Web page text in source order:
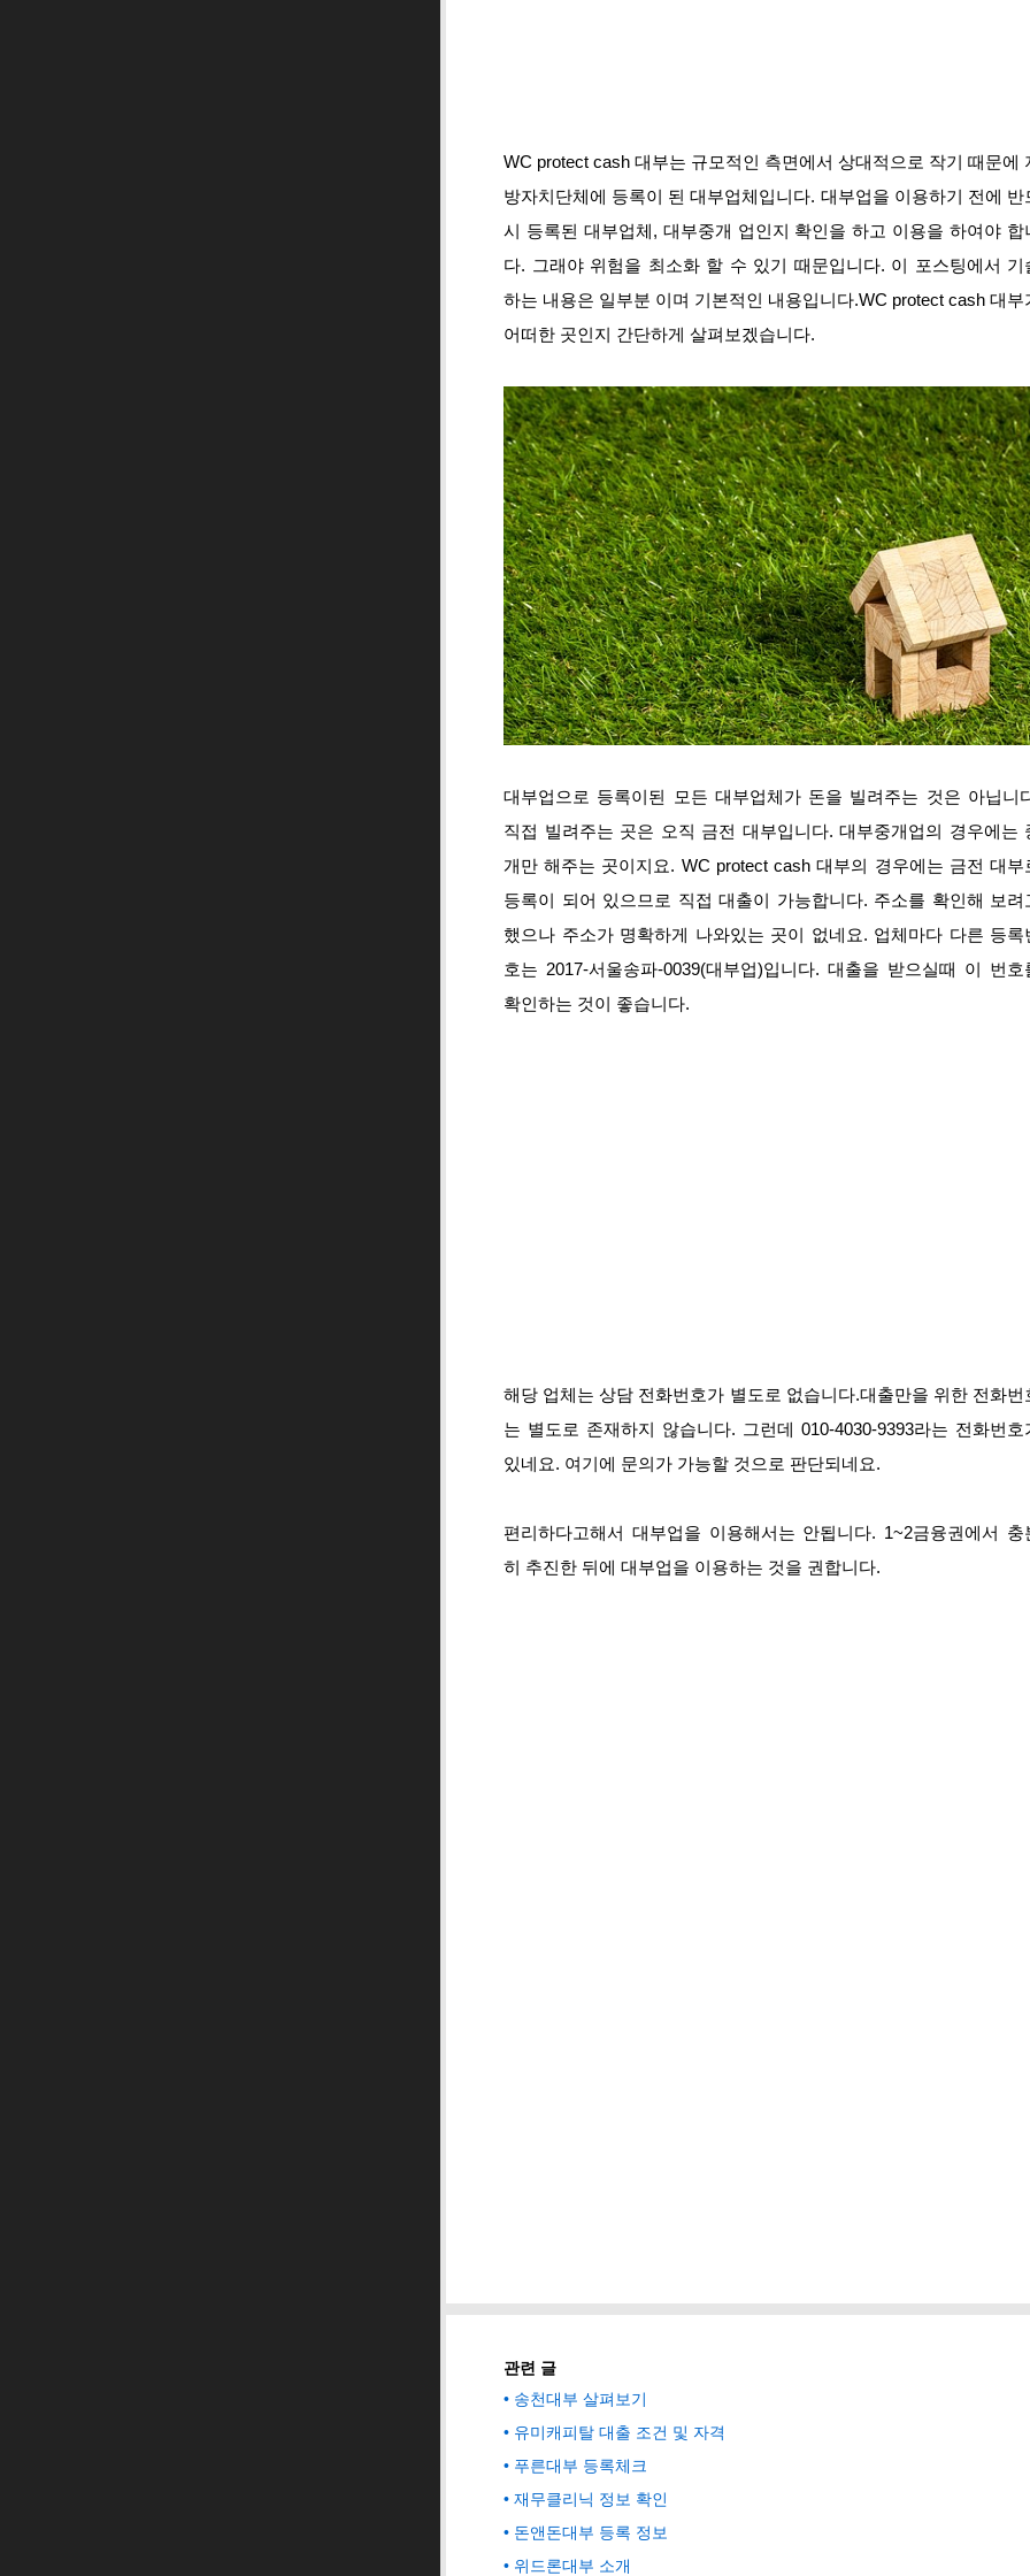
WC protect cash 대부는 규모적인 측면에서 상대적으로 작기 때문에
방자치단체에 등록이 된 대부업체입니다. 대부업을 이용하기 전에 반
시 등록된 대부업체, 대부중개 업인지 확인을 하고 이용을 하여야 합
다. 그래야 위험을 최소화 할 수 있기 때문입니다. 이 포스팅에서 기
하는 내용은 일부분 이며 기본적인 내용입니다.WC protect cash 대부
어떠한 곳인지 간단하게 살펴보겠습니다.
대부업으로 등록이된 모든 대부업체가 돈을 빌려주는 것은 아닙니
직접 빌려주는 곳은 오직 금전 대부입니다. 대부중개업의 경우에는
개만 해주는 곳이지요. WC protect cash 대부의 경우에는 금전 대부
등록이 되어 있으므로 직접 대출이 가능합니다. 주소를 확인해 보려
했으나 주소가 명확하게 나와있는 곳이 없네요. 업체마다 다른 등록
호는 2017-서울송파-0039(대부업)입니다. 대출을 받으실때 이 번호
확인하는 것이 좋습니다.
해당 업체는 상담 전화번호가 별도로 없습니다.대출만을 위한 전화번
는 별도로 존재하지 않습니다. 그런데 010-4030-9393라는 전화번호
있네요. 여기에 문의가 가능할 것으로 판단되네요.
편리하다고해서 대부업을 이용해서는 안됩니다. 1~2금융권에서 충
히 추진한 뒤에 대부업을 이용하는 것을 권합니다.
관련 글
송천대부 살펴보기
유미캐피탈 대출 조건 및 자격
푸른대부 등록체크
재무클리닉 정보 확인
돈앤돈대부 등록 정보
위드론대부 소개